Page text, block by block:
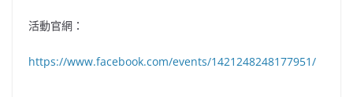
活動官網：
https://www.facebook.com/events/1421248248177951/